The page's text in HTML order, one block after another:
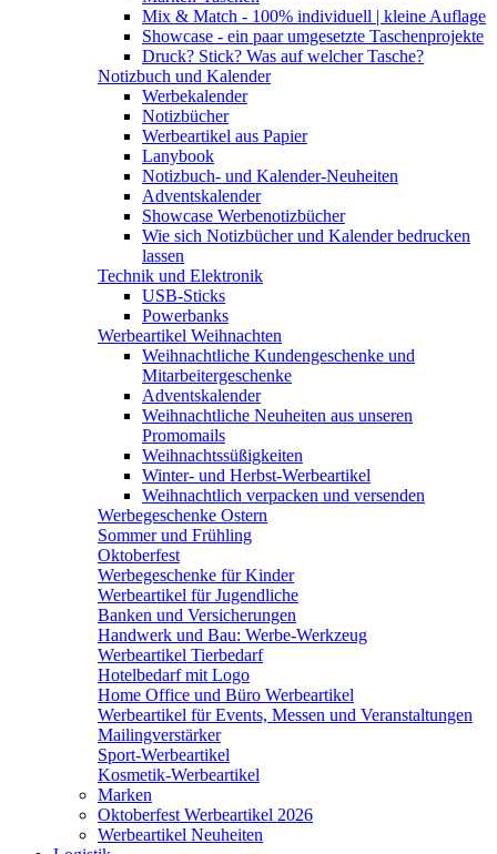
Mix & Match - 100% individuell | kleine Auflage
Showcase - ein paar umgesetzte Taschenprojekte
Druck? Stick? Was auf welcher Tasche?
Notizbuch und Kalender
Werbekalender
Notizbücher
Werbeartikel aus Papier
Lanybook
Notizbuch- und Kalender-Neuheiten
Adventskalender
Showcase Werbenotizbücher
Wie sich Notizbücher und Kalender bedrucken
lassen
Technik und Elektronik
USB-Sticks
Powerbanks
Werbeartikel Weihnachten
Weihnachtliche Kundengeschenke und
Mitarbeitergeschenke
Adventskalender
Weihnachtliche Neuheiten aus unseren
Promomails
Weihnachtssüßigkeiten
Winter- und Herbst-Werbeartikel
Weihnachtlich verpacken und versenden
Werbegeschenke Ostern
Sommer und Frühling
Oktoberfest
Werbegeschenke für Kinder
Werbeartikel für Jugendliche
Banken und Versicherungen
Handwerk und Bau: Werbe-Werkzeug
Werbeartikel Tierbedarf
Hotelbedarf mit Logo
Home Office und Büro Werbeartikel
Werbeartikel für Events, Messen und Veranstaltungen
Mailingverstärker
Sport-Werbeartikel
Kosmetik-Werbeartikel
Marken
Oktoberfest Werbeartikel 2026
Werbeartikel Neuheiten